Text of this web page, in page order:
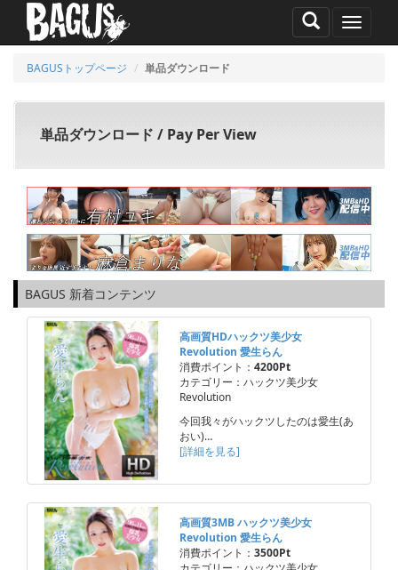
MENU
BAGUSトップページ 単品ダウンロード
単品ダウンロード / Pay Per View
BAGUS 新着コンテンツ
高画質HDハックツ美少女
Revolution 愛生らん
消費ポイント： 4200Pt
カテゴリー：ハックツ美少女
Revolution
今回我々がハックツしたのは愛生(あ
おい)…
[詳細を見る]
高画質3MB ハックツ美少女
Revolution 愛生らん
消費ポイント： 3500Pt